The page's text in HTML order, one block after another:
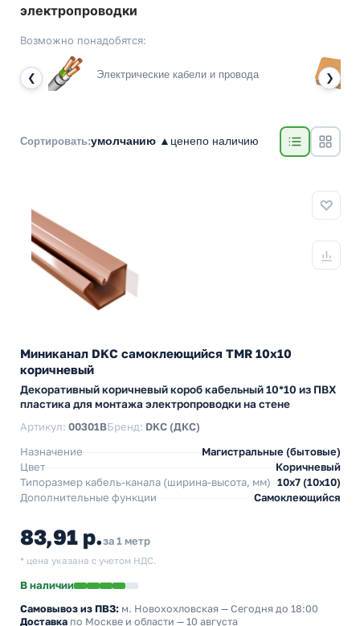
электропроводки
Возможно понадобятся:
❮ Электрические кабели и провода ❯
Сортировать:умолчанию ▲ ценепо наличию
Миниканал DKC самоклеющийся TMR 10х10
коричневый
Декоративный коричневый короб кабельный 10*10 из ПВХ
пластика для монтажа электропроводки на стене
Артикул: 00301BБренд: DKC (ДКС)
Назначение
Магистральные (бытовые)
Цвет
Коричневый
Типоразмер кабель-канала (ширина-высота, мм) 10х7 (10х10)
Дополнительные функции
Самоклеющийся
83,91 р.за 1 метр
* цена указана с учетом НДС.
В наличии
Самовывоз из ПВЗ: м. Новохохловская — Сегодня до 18:00
Доставка по Москве и области — 10 августа